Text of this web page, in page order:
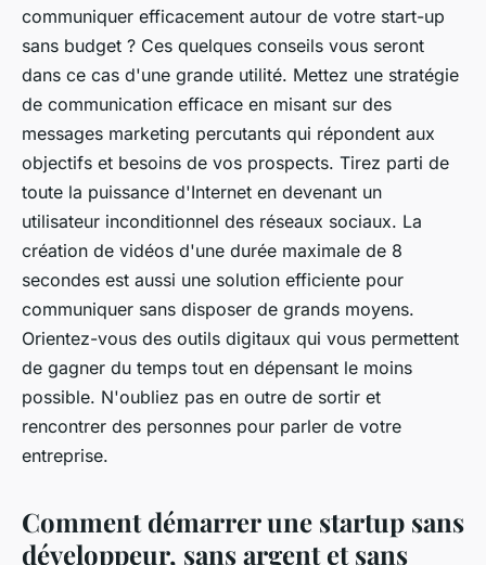
communiquer efficacement autour de votre start-up
sans budget ? Ces quelques conseils vous seront
dans ce cas d'une grande utilité. Mettez une stratégie
de communication efficace en misant sur des
messages marketing percutants qui répondent aux
objectifs et besoins de vos prospects. Tirez parti de
toute la puissance d'Internet en devenant un
utilisateur inconditionnel des réseaux sociaux. La
création de vidéos d'une durée maximale de 8
secondes est aussi une solution efficiente pour
communiquer sans disposer de grands moyens.
Orientez-vous des outils digitaux qui vous permettent
de gagner du temps tout en dépensant le moins
possible. N'oubliez pas en outre de sortir et
rencontrer des personnes pour parler de votre
entreprise.
Comment démarrer une startup sans
développeur, sans argent et sans